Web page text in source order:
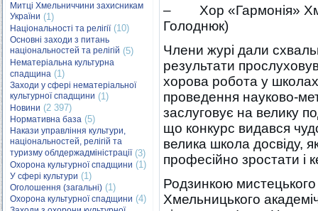
Митці Хмельниччини захисникам
України (1)
Національності та релігії(10)
Основні заходи з питань
національностей та релігій (5)
Нематеріальна культурна
спадщина (1)
Заходи у сфері нематеріальної
культурної спадщини (1)
Новини (2 397)
Нормативна база (5)
Накази управління культури,
національностей, релігій та
туризму облдержадміністрації(3)
Охорона культурної спадщини (1)
У сфері культури (1)
Оголошення (загальні) (1)
Охорона культурної спадщини (4)
– Хор «Гармонія»
Голоднюк)
Члени журі дали
результати
хорова робота у
проведення науково-
заслуговує на велику
що конкурс видався
велика школа досвіду,
професійно зростати і
Родзинкою
Хмельницького